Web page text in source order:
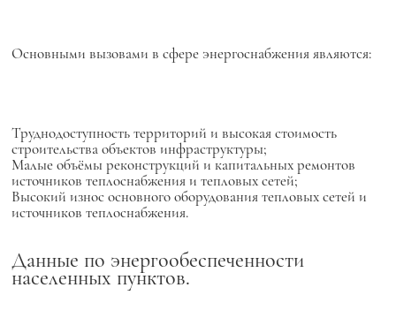
Основными вызовами в сфере энергоснабжения являются:
Труднодоступность территорий и высокая стоимость
строительства объектов инфраструктуры;
Малые объёмы реконструкций и капитальных ремонтов
источников теплоснабжения и тепловых сетей;
Высокий износ основного оборудования тепловых сетей и
источников теплоснабжения.
Данные по энергообеспеченности
населенных пунктов.